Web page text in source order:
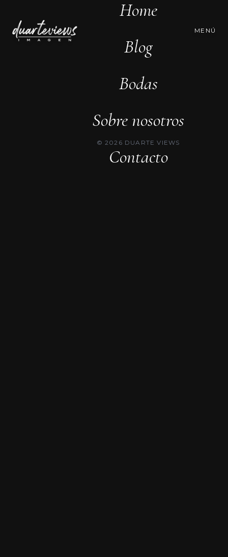
MENÚ
Home
Blog
Bodas
Sobre nosotros
Contacto
© 2026 DUARTE VIEWS